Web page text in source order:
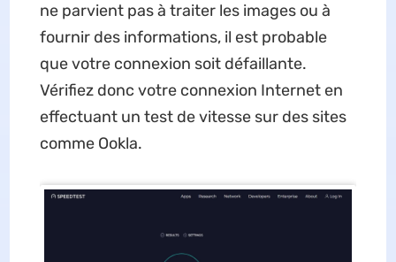
ne parvient pas à traiter les images ou à
fournir des informations, il est probable
que votre connexion soit défaillante.
Vérifiez donc votre connexion Internet en
effectuant un test de vitesse sur des sites
comme Ookla.